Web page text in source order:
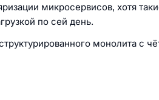
микросервисов, хотя
по сей день.
монолита с